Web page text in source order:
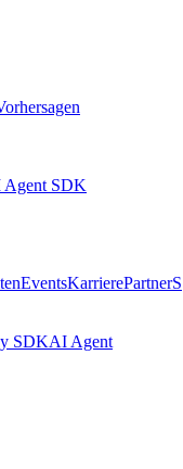
Agent SDK
EventsKarrierePartnerS
SDKAI Agent